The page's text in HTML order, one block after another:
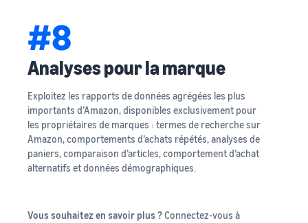
#8
Analyses pour la marque
Exploitez les rapports de données agrégées les plus
importants d’Amazon, disponibles exclusivement pour
les propriétaires de marques : termes de recherche sur
Amazon, comportements d’achats répétés, analyses de
paniers, comparaison d’articles, comportement d’achat
alternatifs et données démographiques.
Vous souhaitez en savoir plus ?Connectez-vous à